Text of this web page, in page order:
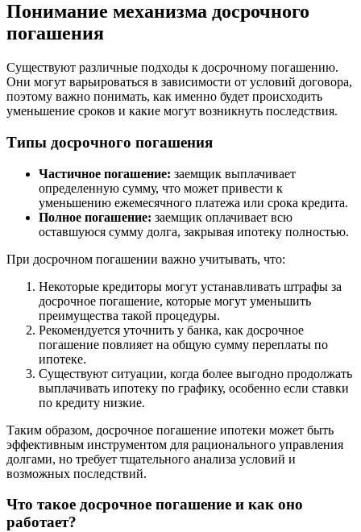
Понимание механизма досрочного
погашения
Существуют различные подходы к досрочному погашению.
Они могут варьироваться в зависимости от условий договора,
поэтому важно понимать, как именно будет происходить
уменьшение сроков и какие могут возникнуть последствия.
Типы досрочного погашения
Частичное погашение: заемщик выплачивает
определенную сумму, что может привести к
уменьшению ежемесячного платежа или срока кредита.
Полное погашение: заемщик оплачивает всю
оставшуюся сумму долга, закрывая ипотеку полностью.
При досрочном погашении важно учитывать, что:
Некоторые кредиторы могут устанавливать штрафы за
досрочное погашение, которые могут уменьшить
преимущества такой процедуры.
Рекомендуется уточнить у банка, как досрочное
погашение повлияет на общую сумму переплаты по
ипотеке.
Существуют ситуации, когда более выгодно продолжать
выплачивать ипотеку по графику, особенно если ставки
по кредиту низкие.
Таким образом, досрочное погашение ипотеки может быть
эффективным инструментом для рационального управления
долгами, но требует тщательного анализа условий и
возможных последствий.
Что такое досрочное погашение и как оно
работает?